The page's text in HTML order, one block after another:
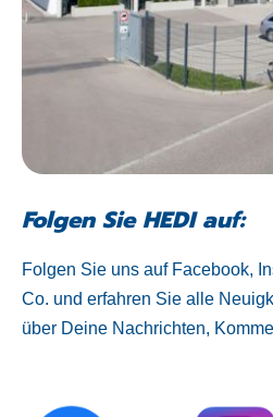
Folgen Sie HEDI auf:
Folgen Sie uns auf Facebook,
Co. und erfahren Sie alle
über Deine Nachrichten,